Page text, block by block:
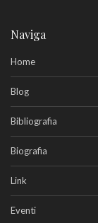
Naviga
Home
Blog
Bibliografia
Biografia
Link
Eventi